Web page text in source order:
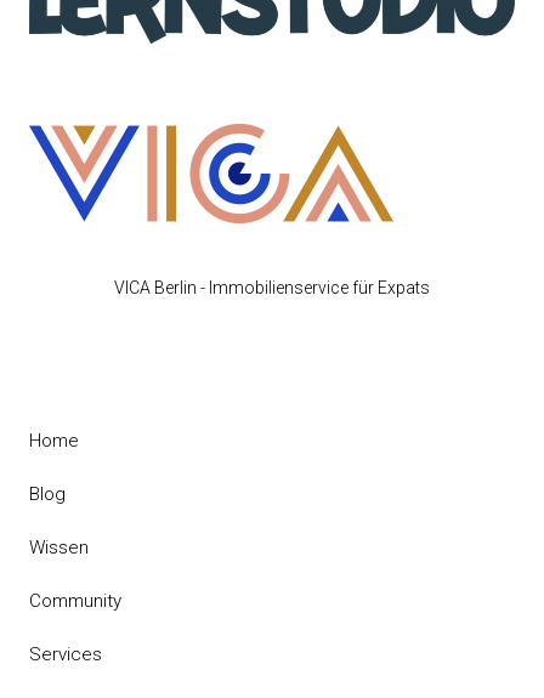
VICA Berlin - Immobilienservice für Expats
Home
Blog
Wissen
Community
Services